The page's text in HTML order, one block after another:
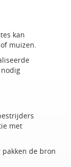
kan
muizen.
met
de bron